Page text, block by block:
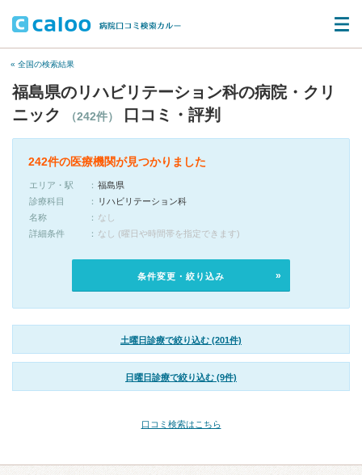
« 全国の検索結果
福島県のリハビリテーション科の病院・クリ
ニック
（242件） 口コミ・評判
242件の医療機関が見つかりました
エリア・駅
福島県
診療科目
リハビリテーション科
名称
なし
詳細条件
なし (曜日や時間帯を指定できます)
条件変更・絞り込み
土曜日診療で絞り込む (201件)
日曜日診療で絞り込む (9件)
口コミ検索はこちら